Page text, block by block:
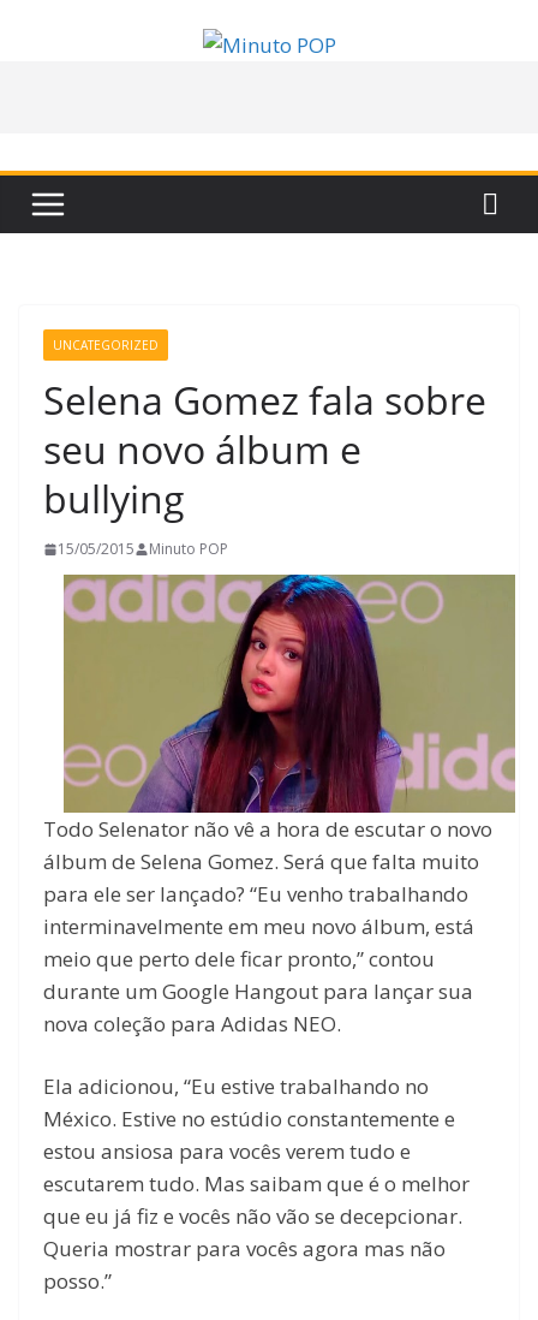
UNCATEGORIZED
Selena Gomez fala sobre
seu novo álbum e
bullying
15/05/2015 Minuto POP
Todo Selenator não vê a hora de escutar o novo
álbum de Selena Gomez. Será que falta muito
para ele ser lançado? “Eu venho trabalhando
interminavelmente em meu novo álbum, está
meio que perto dele ficar pronto,” contou
durante um Google Hangout para lançar sua
nova coleção para Adidas NEO.
Ela adicionou, “Eu estive trabalhando no
México. Estive no estúdio constantemente e
estou ansiosa para vocês verem tudo e
escutarem tudo. Mas saibam que é o melhor
que eu já fiz e vocês não vão se decepcionar.
Queria mostrar para vocês agora mas não
posso.”